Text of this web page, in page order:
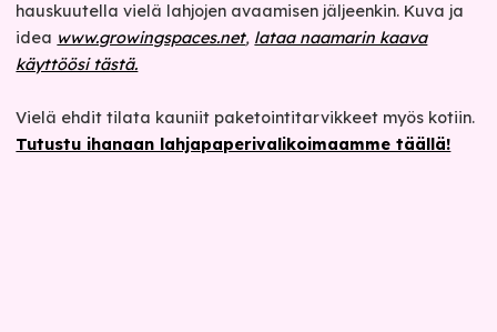
hauskuutella vielä lahjojen avaamisen jäljeenkin. Kuva ja
idea www.growingspaces.net, lataa naamarin kaava
käyttöösi tästä.
Vielä ehdit tilata kauniit paketointitarvikkeet myös kotiin.
Tutustu ihanaan lahjapaperivalikoimaamme täällä!